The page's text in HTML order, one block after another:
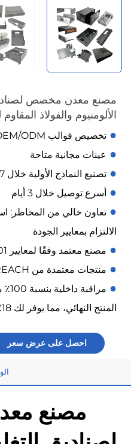
مصنع معدن مخصص لصناديق
الألومنيوم والفولاذ المقاوم
●تخصيص قوالب OEM/ODM
●عينات مجانية متاحة
●تصنيع النماذج الأولية خلال 7 أيام
●أسرع توصيل خلال 3 أيام
●تعاون خالي من المخاطر:
الالتزام بمعايير الجودة
●مصنع معتمد وفقًا لمعايير ISO 9001 و BSCI
●منتجات معتمدة من SGS/CE/ROHS/REACH
●
المنتج النهائي، مما يوفر لك 18٪ من التكاليف الخفية
احصل على عرض سعر
مصنع